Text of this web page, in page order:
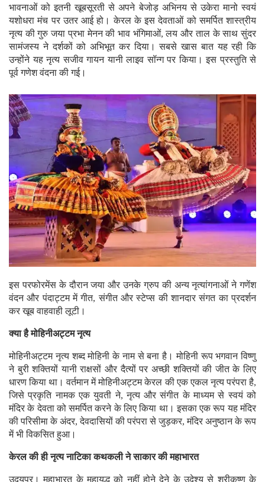
भावनाओं को इतनी खूबसूरती से अपने बेजोड़ अभिनय से उकेरा मानो स्वयं
यशोधरा मंच पर उतर आई हो। केरल के इस देवताओं को समर्पित शास्त्रीय
नृत्य की गुरु जया प्रभा मेनन की भाव भंगिमाओं, लय और ताल के साथ सुंदर
सामंजस्य ने दर्शकों को अभिभूत कर दिया। सबसे खास बात यह रही कि
उन्होंने यह नृत्य सजीव गायन यानी लाइव सॉन्ग पर किया। इस प्रस्तुति से
पूर्व गणेश वंदना की गई।
इस परफोरमेंस के दौरान जया और उनके ग्रुप की अन्य नृत्यांगनाओं ने गणेंश
वंदन और पंदाट्टम में गीत, संगीत और स्टेप्स की शानदार संगत का प्रदर्शन
कर खूब वाहवाही लूटी।
क्या है मोहिनीअट्टम नृत्य
मोहिनीअट्टम नृत्य शब्द मोहिनी के नाम से बना है। मोहिनी रूप भगवान विष्णु
ने बुरी शक्तियों यानी राक्षसों और दैत्यों पर अच्छी शक्तियों की जीत के लिए
धारण किया था। वर्तमान में मोहिनीअट्टम केरल की एक एकल नृत्य परंपरा है,
जिसे प्रकृति नामक एक युवती ने, नृत्य और संगीत के माध्यम से स्वयं को
मंदिर के देवता को समर्पित करने के लिए किया था। इसका एक रूप यह मंदिर
की परिसीमा के अंदर, देवदासियों की परंपरा से जुड़कर, मंदिर अनुष्ठान के रूप
में भी विकसित हुआ।
केरल की ही नृत्य नाटिका कथकली ने साकार की महाभारत
उदयपुर। महाभारत के महायुद्ध को नहीं होने देने के उदृेश्य से श्रीकृष्ण के